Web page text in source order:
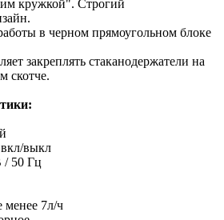
кружкой". Строгий
в черном прямоугольном блоке
закреплять стаканодержатели на
скотче.
выкл
/ 50 Гц
менее 7л/ч